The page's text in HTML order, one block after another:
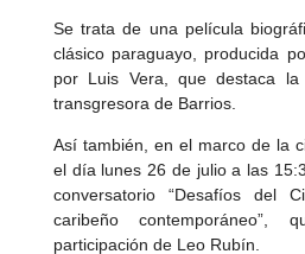
Se trata de una película
clásico paraguayo, producida
por Luis Vera, que destaca
transgresora de Barrios.
Así también, en el marco de la
el día lunes 26 de julio a las
conversatorio “Desafíos del
caribeño
participación de Leo Rubín.